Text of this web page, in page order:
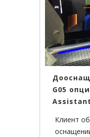
G05
Клиент